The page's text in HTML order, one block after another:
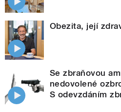
Obezita, její
Se zbraňovou
nedovolené
S odevzdáním